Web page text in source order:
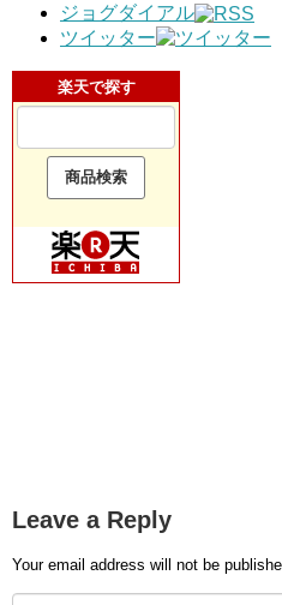
ジョグダイアル
ツイッター
楽天で探す
Leave a Reply
Your email address will not be